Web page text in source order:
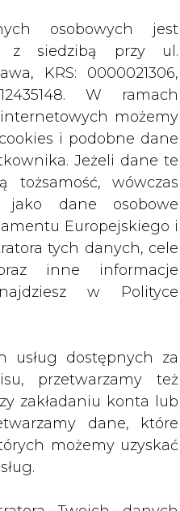
inne informacje
w Polityce
usług dostępnych za
przetwarzamy też
zakładaniu konta lub
dane, które
możemy uzyskać
Twoich danych
przetwarzania oraz
przez RODO
pod wskazanym
na potrzeby
w różnych
danych
gwarancji i praw, a
zgody oraz prawo
danych. Prawa
regulacji: od
energetycznej
Ten -
z rynkiem
również
z obszarem
z naszymi odbiorcami,
prezes zarządu Izby
100 miast średniej